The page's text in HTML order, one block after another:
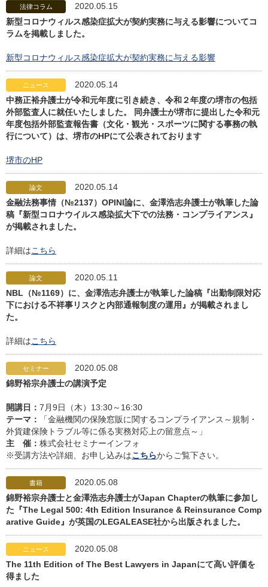
法律コラム
2020.05.15
新型コロナウィルス感染症拡大が契約実務に与える影響についてコ
ラムを掲載しました。
新型コロナウィルス感染症拡大が契約実務に与える影響
ニュース
2020.05.14
中務正裕弁護士が令和元年度に引き続き、令和２年度の堺市の包括
外部監査人に就任いたしました。 同弁護士が堺市に提出した令和元
年度包括外部監査報告書（文化・観光・スポーツに関する事務の執
行について）は、堺市のHPにて公表されております
堺市のHP
論文
2020.05.14
金融法務事情（№2137）OPINI論に、金澤浩志弁護士が執筆した論
稿『新型コロナウイルス感染拡大下での法務・コンプライアンス』
が掲載されました。
詳細はこちら
論文
2020.05.11
NBL（№1169）に、金澤浩志弁護士が執筆した論稿『出勤制限対応
下における不祥事リスクと内部通報制度の運用』が掲載されまし
た。
詳細はこちら
セミナー
2020.05.08
錦野裕宗弁護士の講演予定
開講日： 7月9日（木）13:30～16:30
テーマ：
「金融機関の保険窓販に関するコンプライアンス～規制・
外貨建保険トラブル等に係る実務対応上の留意点～」
主 催： 株式会社セミナーインフォ
※受講方法や詳細、お申し込みはこちらからご覧下さい。
書籍
2020.05.08
錦野裕宗弁護士と金澤浩志弁護士がJapan Chapterの執筆に参加し
た『The Legal 500: 4th Edition Insurance & Reinsurance Comp
arative Guide』が英国のLEGALEASE社から出版されました。
ニュース
2020.05.08
The 11th Edition of The Best Lawyers in Japanにて高い評価を
得ました